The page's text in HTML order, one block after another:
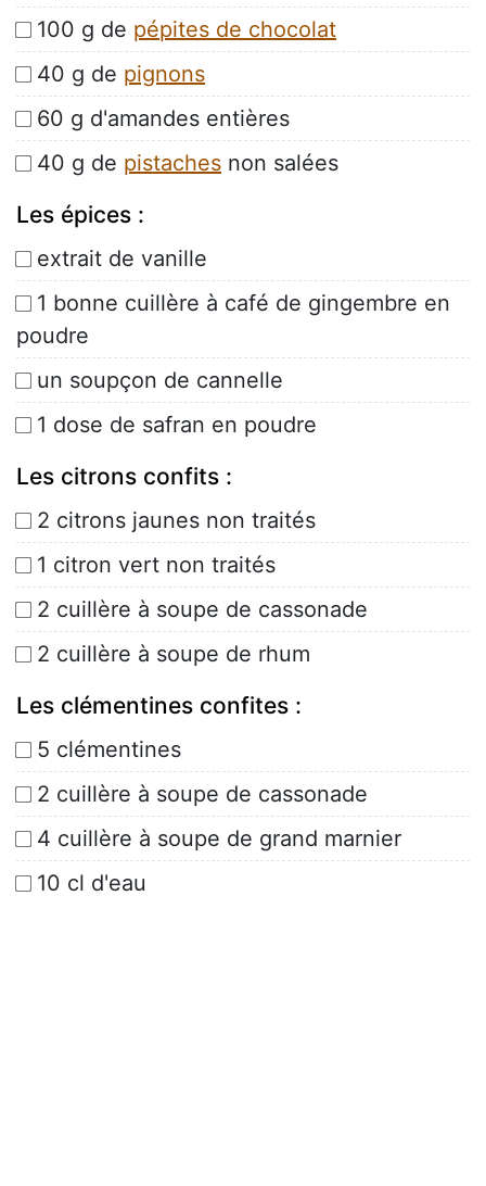
100 g de pépites de chocolat
40 g de pignons
60 g d'amandes entières
40 g de pistaches non salées
Les épices :
extrait de vanille
1 bonne cuillère à café de gingembre en
poudre
un soupçon de cannelle
1 dose de safran en poudre
Les citrons confits :
2 citrons jaunes non traités
1 citron vert non traités
2 cuillère à soupe de cassonade
2 cuillère à soupe de rhum
Les clémentines confites :
5 clémentines
2 cuillère à soupe de cassonade
4 cuillère à soupe de grand marnier
10 cl d'eau